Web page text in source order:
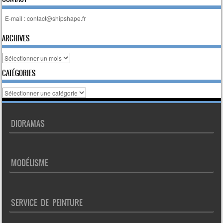
E-mail : contact@shipshape.fr
ARCHIVES
Archives
CATÉGORIES
Catégories
DIORAMAS
MODÉLISME
SERVICE DE PEINTURE